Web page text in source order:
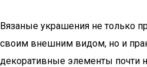
Вязаные украшения не только
своим внешним видом, но и
декоративные элементы почти